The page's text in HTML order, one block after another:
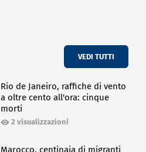
VEDI TUTTI
Rio de Janeiro, raffiche di vento
a oltre cento all'ora: cinque
morti
2 visualizzazioni
Marocco, centinaia di migranti